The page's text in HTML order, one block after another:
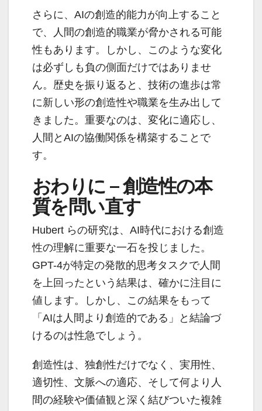
さらに、AIの創造的能力が向上すること
で、人間の創造的職業が脅かされる可能
性もあります。しかし、このような変化
は必ずしも負の側面だけではありませ
ん。歴史を振り返ると、技術の進歩は常
に新しい形の創造性や職業を生み出して
きました。重要なのは、変化に適応し、
人間とAIの協働関係を構築することで
す。
おわりに – 創造性の本
質を問い直す
Hubert らの研究は、AI時代における創造
性の理解に重要な一石を投じました。
GPT-4が特定の発散的思考タスクで人間
を上回ったという結果は、確かに注目に
値します。しかし、この結果をもって
「AIは人間より創造的である」と結論づ
けるのは性急でしょう。
創造性は、独創性だけでなく、実用性、
適切性、文脈への適応、そして何より人
間の経験や価値観と深く結びついた複雑